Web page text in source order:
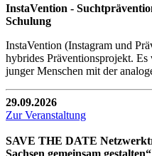
InstaVention -
Schulung
InstaVention (Instagram und
hybrides Präventionsprojekt.
junger Menschen mit der
29.09.2026
Zur Veranstaltung
SAVE THE DATE
Sachsen gemeinsam gestalten“